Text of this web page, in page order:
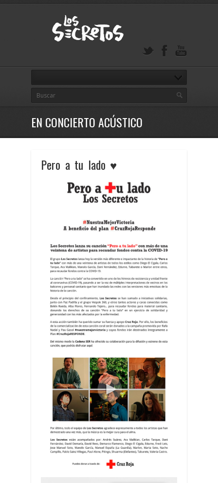
EN CONCIERTO ACÚSTICO
Pero a tu lado ♥